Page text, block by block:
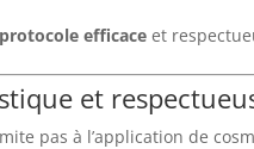
efficace et
et
pas à l’application de